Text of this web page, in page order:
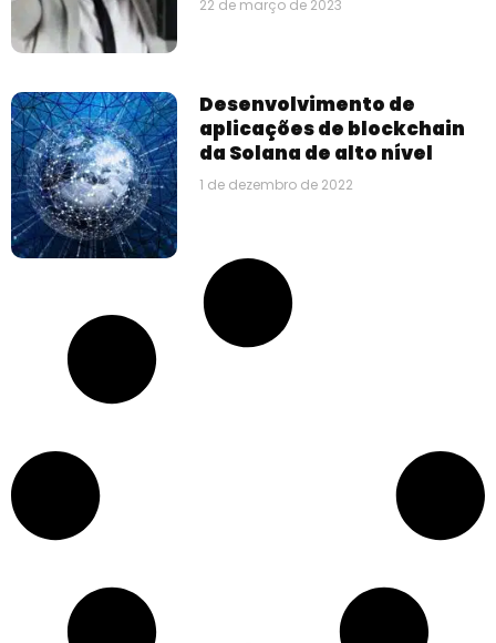
22 de março de 2023
Desenvolvimento de
aplicações de blockchain
da Solana de alto nível
1 de dezembro de 2022